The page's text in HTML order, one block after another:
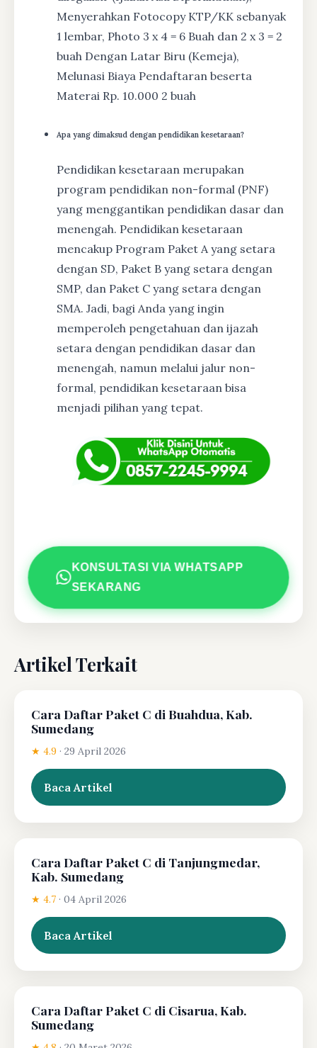
Menyerahkan Fotocopy KTP/KK sebanyak
1 lembar, Photo 3 x 4 = 6 Buah dan 2 x 3 = 2
buah Dengan Latar Biru (Kemeja),
Melunasi Biaya Pendaftaran beserta
Materai Rp. 10.000 2 buah
Apa yang dimaksud dengan pendidikan kesetaraan?
Pendidikan kesetaraan merupakan
program pendidikan non-formal (PNF)
yang menggantikan pendidikan dasar dan
menengah. Pendidikan kesetaraan
mencakup Program Paket A yang setara
dengan SD, Paket B yang setara dengan
SMP, dan Paket C yang setara dengan
SMA. Jadi, bagi Anda yang ingin
memperoleh pengetahuan dan ijazah
setara dengan pendidikan dasar dan
menengah, namun melalui jalur non-
formal, pendidikan kesetaraan bisa
menjadi pilihan yang tepat.
KONSULTASI VIA WHATSAPP
SEKARANG
Artikel Terkait
Cara Daftar Paket C di Buahdua, Kab.
Sumedang
★ 4.9 · 29 April 2026
Baca Artikel
Cara Daftar Paket C di Tanjungmedar,
Kab. Sumedang
★ 4.7 · 04 April 2026
Baca Artikel
Cara Daftar Paket C di Cisarua, Kab.
Sumedang